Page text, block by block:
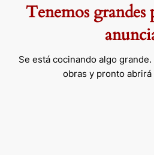
Tenemos grandes
Se está cocinando algo
obras y pronto abrirá